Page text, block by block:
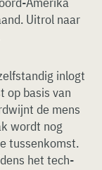
Uitrol naar
inlogt
op basis van
de mens
wordt nog
tussenkomst.
het tech-